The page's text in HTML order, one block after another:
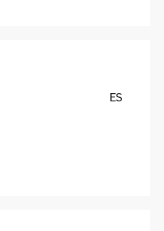
ES